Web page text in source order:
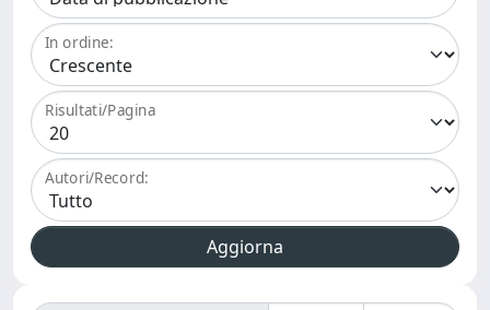
In ordine:
Risultati/Pagina
Autori/Record: